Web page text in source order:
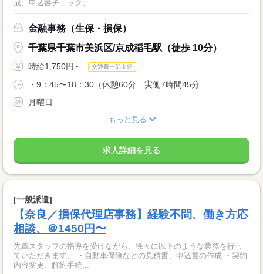
成、申込書チェック、...
金融事務（生保・損保）
千葉県千葉市美浜区/京成稲毛駅（徒歩 10分）
時給1,750円～ 交通費一部支給
・9：45〜18：30（休憩60分 実働7時間45分...
月曜日
もっと見る
求人詳細を見る
[一般派遣]
【奈良／損保代理店事務】経験不問、働き方応
相談、＠1450円〜
先輩スタッフの指導を受けながら、徐々に以下のような業務を行っ
ていただきます。 ・自動車保険などの見積書、申込書の作成 ・契約
内容変更、解約手続...